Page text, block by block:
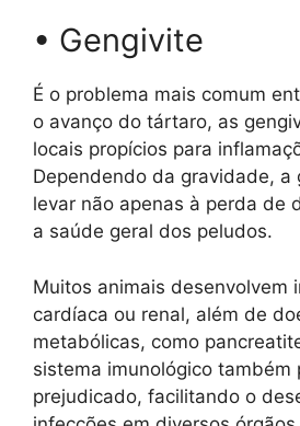
• Gengivite
É o problema mais comum
o avanço do tártaro, as
locais propícios para
Dependendo da gravidade, a
levar não apenas à perda de
a saúde geral dos peludos.
Muitos animais desenvolvem
cardíaca ou renal, além de
metabólicas, como
sistema imunológico também
prejudicado, facilitando o